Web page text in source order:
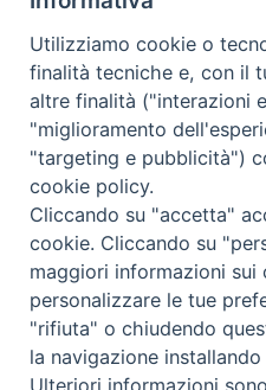
Statuto
Presidenza e ufficio
Consiglio scientifico
Coordinamento nazionale
COPYRIGHT Scienza &
diritti -
Utilizziamo cookie o
finalità tecniche e, con il
altre finalità ("interazioni
"miglioramento
"targeting e pubblicità")
cookie policy.
Cliccando su "accetta"
cookie. Cliccando su
maggiori informazioni
personalizzare le tue
"rifiuta" o chiudendo
la navigazione